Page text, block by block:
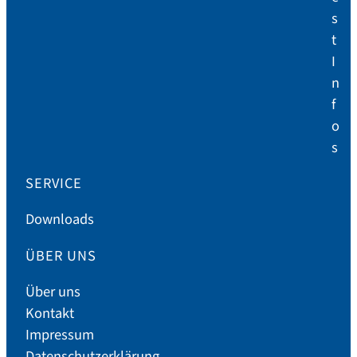
s
t
I
n
f
o
s
SERVICE
Downloads
ÜBER UNS
Über uns
Kontakt
Impressum